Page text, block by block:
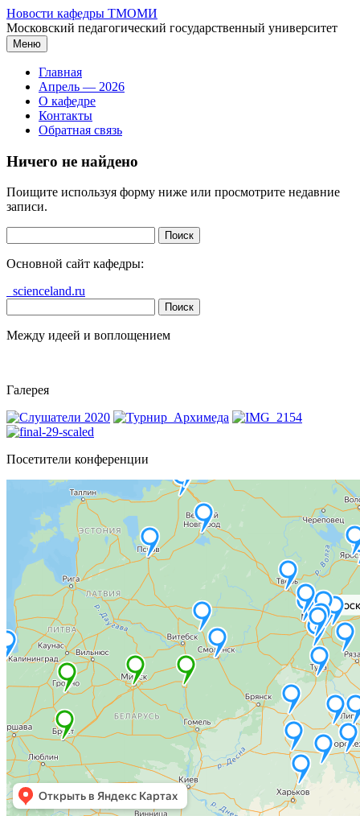
Перейти
к
содержимому
Новости кафедры ТМОМИ
Московский педагогический государственный университет
Меню
Главная
Апрель — 2026
О кафедре
Контакты
Обратная связь
Ничего не найдено
Поищите используя форму ниже или просмотрите недавние
записи.
Основной сайт кафедры:
scienceland.ru
Между идеей и воплощением
Галерея
Посетители конференции